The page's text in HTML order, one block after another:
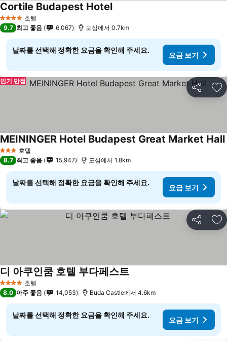
4 성급 호텔
Cortile Budapest Hotel
9.7 최고 좋음 6,067 도심에서 0.7km
날짜를 선택해 정확한 요금을 확인해 주세요.
요금 보기
공유 즐
인기 만점
3 성급 호텔
MEININGER Hotel Budapest Great Market Hall
8.7 최고 좋음 15,947 도심에서 1.8km
날짜를 선택해 정확한 요금을 확인해 주세요.
요금 보기
공유 즐
4 성급 호텔
디 아쿠인쿰 호텔 부다페스트
8.0 아주 좋음 14,053 Buda Castle에서 4.6km
날짜를 선택해 정확한 요금을 확인해 주세요.
요금 보기